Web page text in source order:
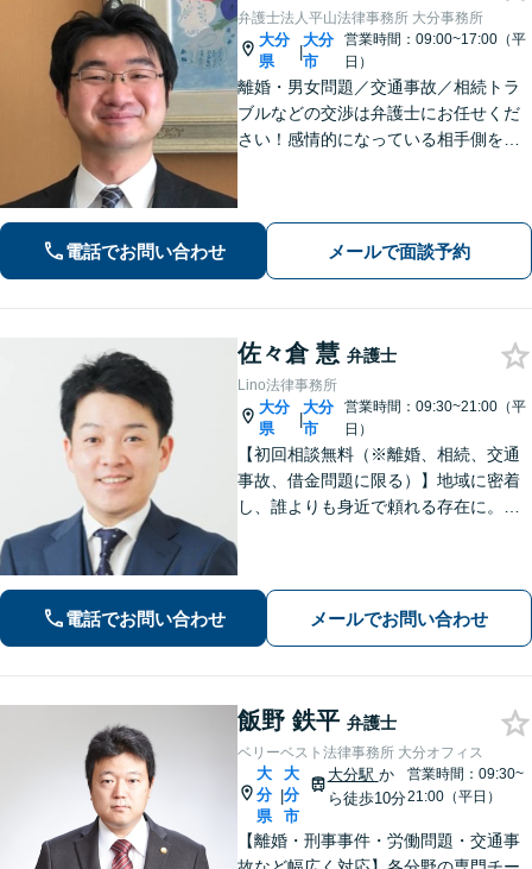
弁護士法人平山法律事務所 大分事務所
大分
県
|
大分
市
営業時間：09:00~17:00（平
日）
離婚・男女問題／交通事故／相続トラ
ブルなどの交渉は弁護士にお任せくだ
さい！感情的になっている相手側を冷
ヒアリングします。
電話でお問い合わせ メールで面談予約
佐々倉 慧 弁護士
Lino法律事務所
大分
県
|
大分
市
営業時間：09:30~21:00（平
日）
【初回相談無料（※離婚、相続、交通
事故、借金問題に限る）】地域に密着
し、誰よりも身近で頼れる存在に。
動産の絡む相談問題はお任せください
電話でお問い合わせ メールでお問い合わせ
飯野 鉄平 弁護士
ベリーベスト法律事務所 大分オフィス
大
分
県
|
大
分
市
大分駅 か
ら徒歩10分
営業時間：09:30~
21:00（平日）
【離婚・刑事事件・労働問題・交通事